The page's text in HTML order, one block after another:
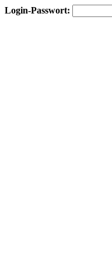
Login-Passwort: